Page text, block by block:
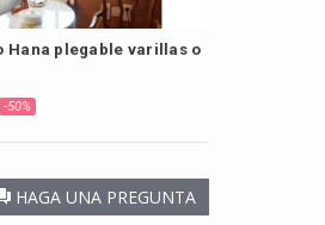
Hana plegable varillas o
-50%
HAGA UNA PREGUNTA